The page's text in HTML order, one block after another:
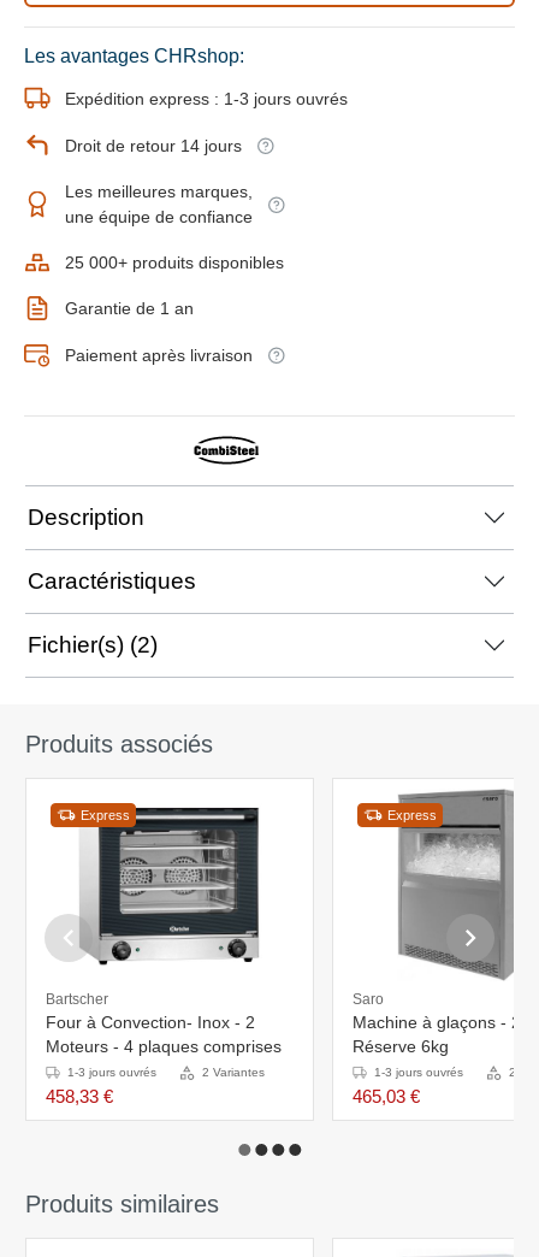
Les avantages CHRshop:
Expédition express : 1-3 jours ouvrés
Droit de retour 14 jours
Les meilleures marques,
une équipe de confiance
25 000+ produits disponibles
Garantie de 1 an
Paiement après livraison
Description
Caractéristiques
Fichier(s) (2)
Produits associés
Express
Bartscher
Four à Convection- Inox - 2
Moteurs - 4 plaques comprises
1-3 jours ouvrés 2 Variantes
458,33 €
Express
Saro
Machine à glaçons -
Réserve 6kg
1-3 jours ouvrés 2
465,03 €
Produits similaires